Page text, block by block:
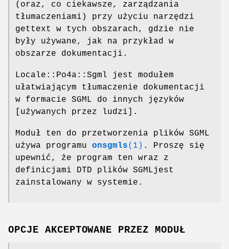
(oraz, co ciekawsze, zarządzania
tłumaczeniami) przy użyciu narzędzi
gettext w tych obszarach, gdzie nie
były używane, jak na przykład w
obszarze dokumentacji.
Locale::Po4a::Sgml jest modułem
ułatwiającym tłumaczenie dokumentacji
w formacie SGML do innych języków
[używanych przez ludzi].
Moduł ten do przetworzenia plików SGML
używa programu onsgmls(1) . Proszę się
upewnić, że program ten wraz z
definicjami DTD plików SGMLjest
zainstalowany w systemie.
OPCJE AKCEPTOWANE PRZEZ MODUŁ